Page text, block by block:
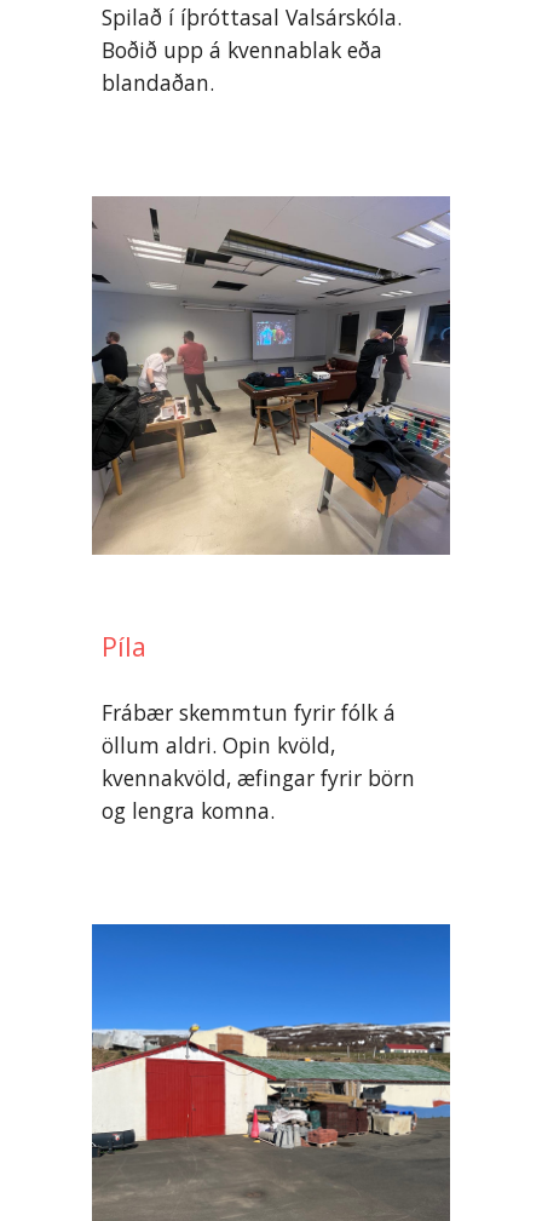
Spilað í íþróttasal Valsárskóla.
Boðið upp á kvennablak eða
blandaðan.
Píla
Frábær skemmtun fyrir fólk á
öllum aldri. Opin kvöld,
kvennakvöld, æfingar fyrir börn
og lengra komna.